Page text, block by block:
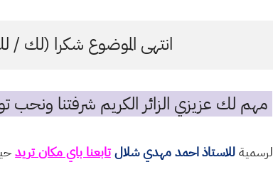
انتهى الموضوع شكرا (لك /
مهم لك عزيزي الزائر الكريم شرفتنا ونحب
للاستاذ احمد مهدي شلالتابعنا باي مكان تريد